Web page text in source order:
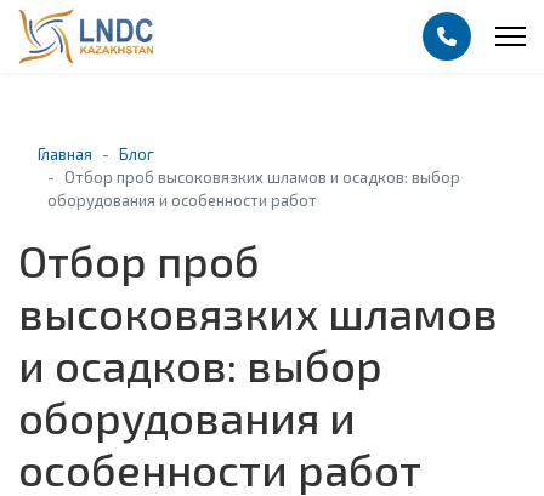
Главная
Блог
Отбор проб высоковязких шламов и осадков: выбор
оборудования и особенности работ
Отбор проб
высоковязких шламов
и осадков: выбор
оборудования и
особенности работ